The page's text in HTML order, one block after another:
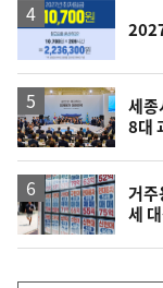
세종
8대
거주
세